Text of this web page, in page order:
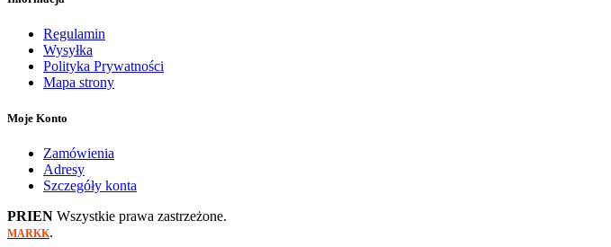
Regulamin
Wysyłka
Polityka Prywatności
Mapa strony
Moje Konto
Zamówienia
Adresy
Szczegóły konta
PRIEN Wszystkie prawa zastrzeżone.
MARKK.